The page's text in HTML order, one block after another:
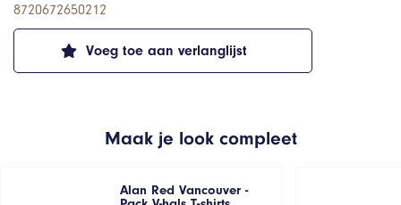
Voeg toe aan verlanglijst
8720672650212
Maak je look compleet
Alan Red Vancouver -